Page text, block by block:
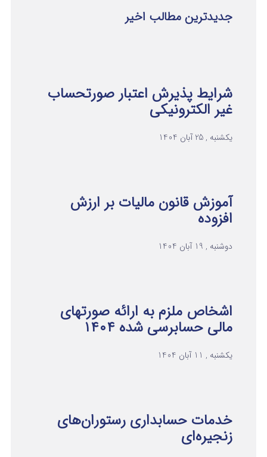
جدیدترین مطالب اخیر
شرایط پذیرش اعتبار صورتحساب
غیر الکترونیکی
یکشنبه , 25 آبان 1404
آموزش قانون مالیات بر ارزش
افزوده
دوشنبه , 19 آبان 1404
اشخاص ملزم به ارائه صورتهای
مالی حسابرسی شده ۱۴۰۴
یکشنبه , 11 آبان 1404
خدمات حسابداری رستوران‌های
زنجیره‌ای